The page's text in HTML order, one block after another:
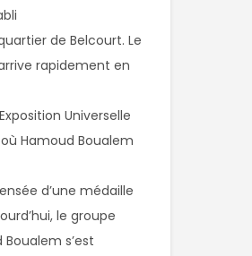
de Belcourt. Le
rapidement en
Universelle
Hamoud Boualem
d’une médaille
le groupe
s’est